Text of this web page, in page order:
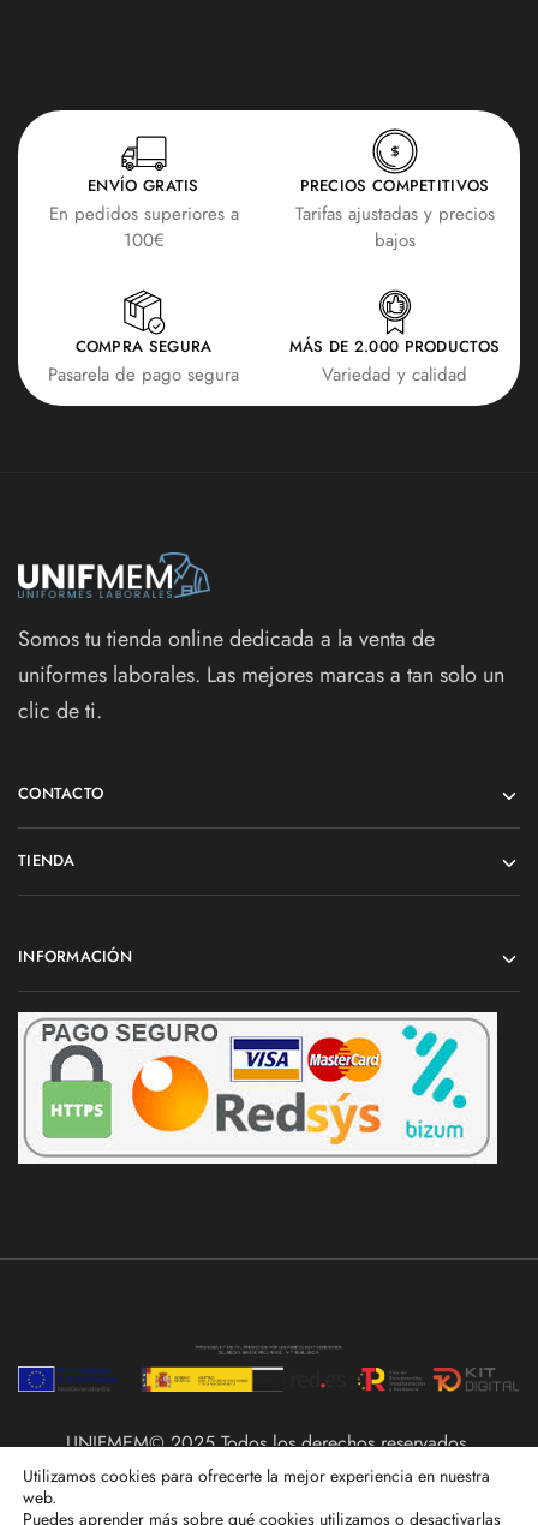
ENVÍO GRATIS
En pedidos superiores a
100€
PRECIOS COMPETITIVOS
Tarifas ajustadas y precios
bajos
COMPRA SEGURA
Pasarela de pago segura
MÁS DE 2.000 PRODUCTOS
Variedad y calidad
Somos tu tienda online dedicada a la venta de
uniformes laborales. Las mejores marcas a tan solo un
clic de ti.
CONTACTO
TIENDA
INFORMACIÓN
UNIFMEM© 2025 Todos los derechos reservados.
Utilizamos cookies para ofrecerte la mejor experiencia en nuestra
web.
Puedes aprender más sobre qué cookies utilizamos o desactivarlas